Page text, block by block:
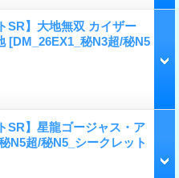
SR】大地無双 カイザー
[DM_26EX1_秘N3超/秘N5
SR】星龍ゴージャス・ア
N5超/秘N5_シークレット